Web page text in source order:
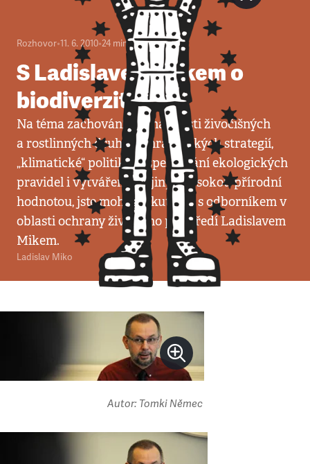
Rozhovor•11. 6. 2010•24 minut
S Ladislavem Mikem o
biodiverzitě
Na téma zachování rozmanitosti živočišných
a rostlinných druhů, ochranářských strategií,
„klimatické“ politiky, respektování ekologických
pravidel i vytváření krajiny s vysokou přírodní
hodnotou, jste mohli diskutovat s odborníkem v
oblasti ochrany životního prostředí Ladislavem
Mikem.
Ladislav Miko
Autor: Tomki Němec